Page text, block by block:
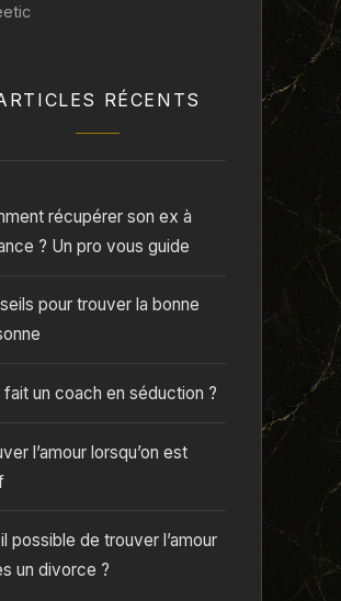
RÉCENTS
récupérer son ex à
? Un pro vous guide
pour trouver la bonne
fait un coach en séduction ?
l’amour lorsqu’on est
possible de trouver l’amour
un divorce ?